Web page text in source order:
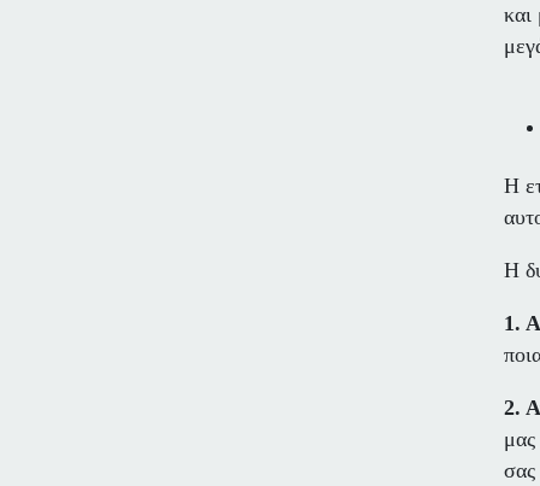
και
Η
Η
1.
2.
σας